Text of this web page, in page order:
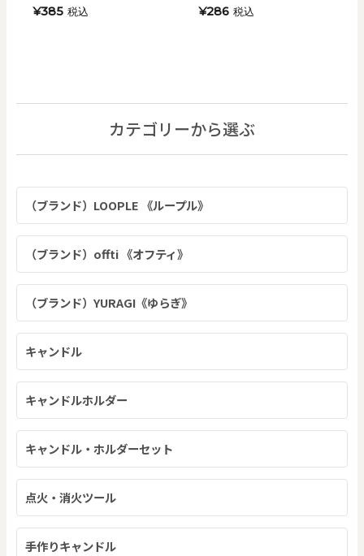
¥385 税込 ¥286 税込
カテゴリーから選ぶ
（ブランド）LOOPLE 《ループル》
（ブランド）offti 《オフティ》
（ブランド）YURAGI《ゆらぎ》
キャンドル
キャンドルホルダー
キャンドル・ホルダーセット
点火・消火ツール
手作りキャンドル